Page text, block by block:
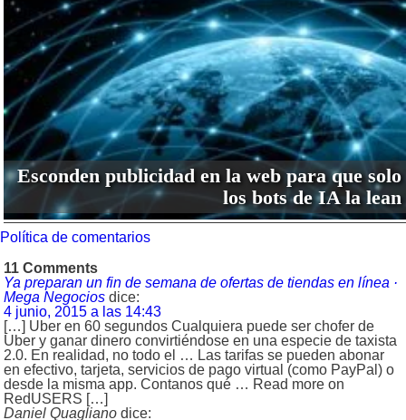
Esconden publicidad en la web para que solo
los bots de IA la lean
Política de comentarios
11 Comments
Ya preparan un fin de semana de ofertas de tiendas en línea ·
Mega Negocios dice:
4 junio, 2015 a las 14:43
[…] Uber en 60 segundos Cualquiera puede ser chofer de
Uber y ganar dinero convirtiéndose en una especie de taxista
2.0. En realidad, no todo el … Las tarifas se pueden abonar
en efectivo, tarjeta, servicios de pago virtual (como PayPal) o
desde la misma app. Contanos qué … Read more on
RedUSERS […]
Daniel Quagliano dice: